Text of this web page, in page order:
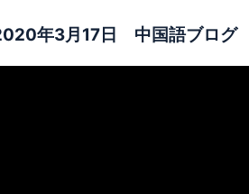
年3月17日 中国語ブログ